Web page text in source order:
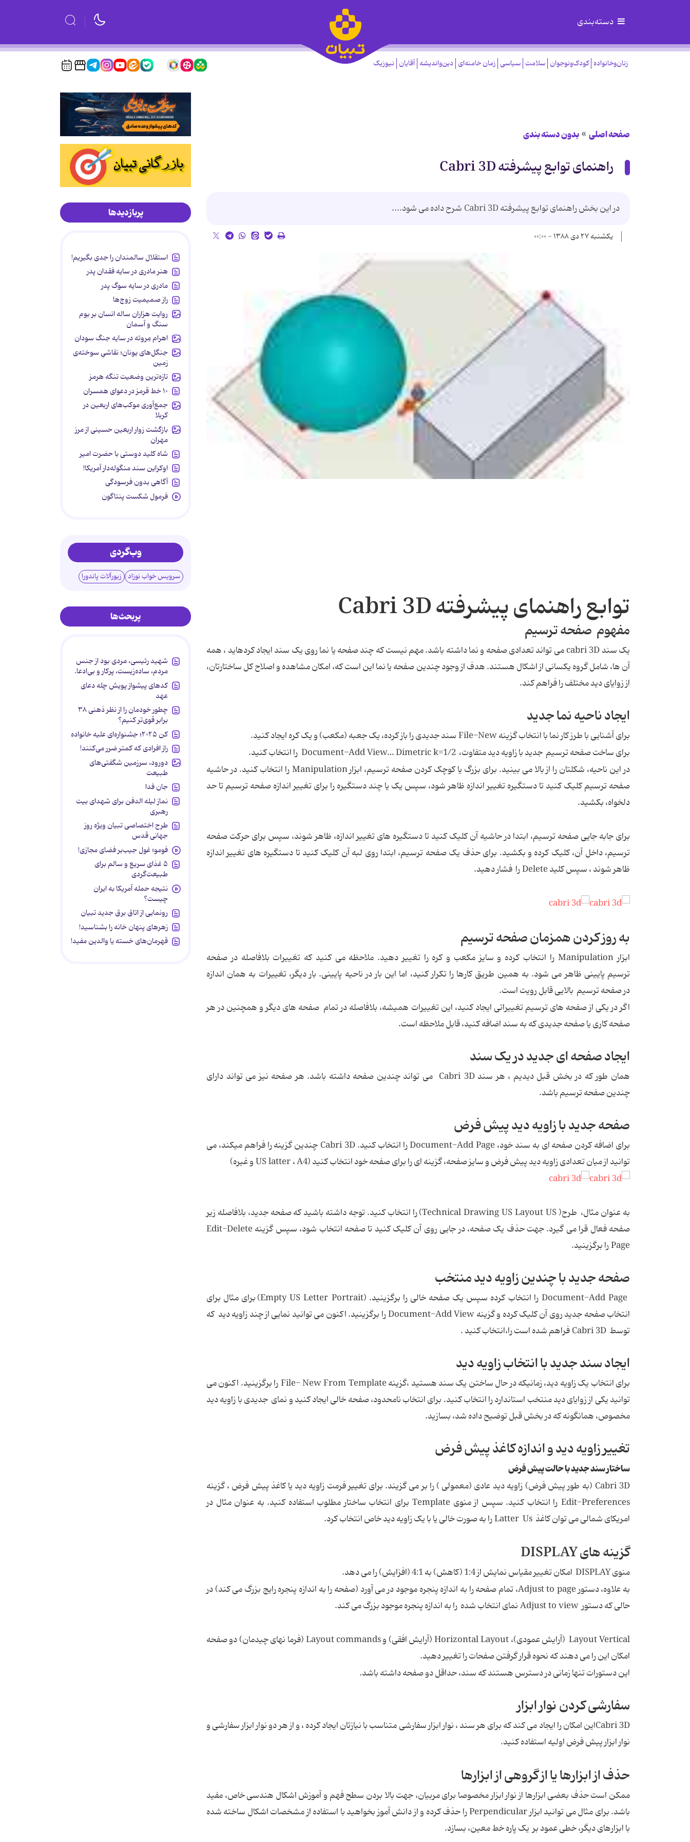
دسته‌بندی
زنان‌وخانواده کودک‌ونوجوان سلامت سیاسی زمان خامنه‌ای دین‌واندیشه آقایان نیوزیک
صفحه اصلی بدون دسته بندی
راهنمای توابع پیشرفته Cabri 3D
در این بخش راهنمای توابع پیشرفته Cabri 3D شرح داده می شود....
یکشنبه ۲۷ دی ۱۳۸۸ - ۰۰:۰۰
توابع راهنمای پیشرفته Cabri 3D
مفهوم صفحه ترسیم
یک سند cabri 3D می تواند تعدادی صفحه و نما داشته باشد. مهم نیست که چند صفحه یا نما روی یک سند ایجاد کرده‏اید ، همه
آن ها، شامل گروه یکسانی از اشکال هستند. هدف از وجود چندین صفحه یا نما این است که، امکان مشاهده و اصلاح کل ساختارتان،
از زوایای دید مختلف را فراهم کند.
ایجاد ناحیه نما جدید
برای آشنایی با طرز کار نما با انتخاب گزینه File-New سند جدیدی را باز کرده، یک جعبه (مکعب) و یک کره ایجاد کنید.
برای ساخت صفحه ترسیم جدید با زاویه دید متفاوت، Document-Add View… Dimetric k=1/2 را انتخاب کنید.
در این ناحیه، شکلتان را از بالا می بینید. برای بزرگ یا کوچک کردن صفحه ترسیم، ابزار Manipulation را انتخاب کنید. در حاشیه
صفحه ترسیم کلیک کنید تا دستگیره تغییر اندازه ظاهر شود، سپس یک یا چند دستگیره را برای تغییر اندازه صفحه ترسیم تا حد
دلخواه، بکشید.
برای جابه جایی صفحه ترسیم، ابتدا در حاشیه آن کلیک کنید تا دستگیره های تغییر اندازه، ظاهر شوند، سپس برای حرکت صفحه
ترسیم، داخل آن، کلیک کرده و بکشید. برای حذف یک صفحه ترسیم، ابتدا روی لبه آن کلیک کنید تا دستگیره های تغییر اندازه
ظاهر شوند ، سپس کلید Delete را فشار دهید.
به روز کردن همزمان صفحه ترسیم
ابزار Manipulation را انتخاب کرده و سایز مکعب و کره را تغییر دهید. ملاحظه می کنید که تغییرات بلافاصله در صفحه
ترسیم پایینی ظاهر می شود. به همین طریق کارها را تکرار کنید، اما این بار در ناحیه پایینی. بار دیگر، تغییرات به همان اندازه
در صفحه ترسیم بالایی قابل رویت است.
اگر در یکی از صفحه های ترسیم تغییراتی ایجاد کنید، این تغییرات همیشه، بلافاصله در تمام صفحه های دیگر و همچنین در هر
صفحه کاری یا صفحه جدیدی که به سند اضافه کنید، قابل ملاحظه است.
ایجاد صفحه ای جدید در یک سند
همان طور که در بخش قبل دیدیم ، هر سند Cabri 3D می تواند چندین صفحه داشته باشد. هر صفحه نیز می تواند دارای
چندین صفحه ترسیم باشد.
صفحه جدید با زاویه دید پیش فرض
برای اضافه کردن صفحه ای به سند خود، Document-Add Page را انتخاب کنید. Cabri 3D چندین گزینه را فراهم می‏کند، می
توانید از میان تعدادی زاویه دید پیش فرض و سایز صفحه، گزینه ای را برای صفحه خود انتخاب کنید (US latter ، A4 و غیره)
به عنوان مثال، طرح( Technical Drawing US Layout US) را انتخاب کنید. توجه داشته باشید که صفحه جدید، بلافاصله زیر
صفحه فعال قرا می گیرد. جهت حذف یک صفحه، در جایی روی آن کلیک کنید تا صفحه انتخاب شود، سپس گزینه Edit-Delete
Page را برگزینید.
صفحه جدید با چندین زاویه دید منتخب
Document-Add Page را انتخاب کرده سپس یک صفحه خالی را برگزینید. (Empty US Letter Portrait) برای مثال برای
انتخاب صفحه جدید روی آن کلیک کرده و گزینه Document-Add View را برگزینید. اکنون می توانید نمایی از چند زاویه دید که
توسط Cabri 3D فراهم شده است را،انتخاب کنید .
ایجاد سند جدید با انتخاب زاویه دید
برای انتخاب یک زاویه دید، زمانیکه در حال ساختن یک سند هستید ،گزینه File- New From Template را برگزینید. اکنون می
توانید یکی از زوایای دید منتخب استاندارد را انتخاب کنید. برای انتخاب نامحدود، صفحه خالی ایجاد کنید و نمای جدیدی با زاویه دید
مخصوص، همانگونه که در بخش قبل توضیح داده شد، بسازید.
تغییر زاویه دید و اندازه کاغذ پیش فرض
ساختار سند جدید با حالت پیش فرض
Cabri 3D (به طور پیش فرض) زاویه دید عادی (معمولی ) را بر می گزیند. برای تغییر فرمت زاویه دید یا کاغذ پیش فرض ، گزینه
Edit-Preferences را انتخاب کنید. سپس از منوی Template برای انتخاب ساختار مطلوب استفاده کنید. به عنوان مثال در
امریکای شمالی می توان کاغذ Latter Us را به صورت خالی یا با یک زاویه دید خاص انتخاب کرد.
گزینه های DISPLAY
منوی DISPLAY امکان تغییر مقیاس نمایش از 1:4 (کاهش) به 4:1 (افزایش) را می دهد.
به علاوه، دستور Adjust to page، تمام صفحه را به اندازه پنجره موجود در می آورد (صفحه را به اندازه پنجره رایج بزرگ می کند) در
حالی که دستور Adjust to view نمای انتخاب شده را به اندازه پنجره موجود بزرگ می کند.
Layout Vertical (آرایش عمودی)، Horizontal Layout (آرایش افقی) و Layout commands (فرما نهای چیدمان) دو صفحه
امکان این را می دهند که نحوه قرار گرفتن صفحات را تغییر دهید.
این دستورات تنها زمانی در دسترس هستند که سند، حداقل دو صفحه داشته باشد.
سفارشی کردن نوار ابزار
Cabri 3Dاین امکان را ایجاد می کند که برای هر سند ، نوار ابزار سفارشی متناسب با نیازتان ایجاد کرده ، و از هر دو نوار ابزار سفارشی و
نوار ابزار پیش فرض اولیه استفاده کنید.
حذف از ابزارها یا از گروهی از ابزارها
ممکن است حذف بعضی ابزارها از نوار ابزار مخصوصا برای مربیان، جهت بالا بردن سطح فهم و آموزش اشکال هندسی خاص، مفید
باشد. برای مثال می توانید ابزار Perpendicular را حذف کرده و از دانش آموز بخواهید با استفاده از مشخصات اشکال ساخته شده
با ابزارهای دیگر، خطی عمود بر یک پاره خط معین، بسازد.
پربازدیدها
استقلال سالمندان را جدی بگیریم!
هنر مادری در سایه‌ فقدان پدر
مادری در سایه سوگ پدر
راز صمیمیت زوج‌ها
روایت هزاران ساله انسان بر بوم
سنگ و آسمان
اهرام مِروئه در سایه جنگ سودان
جنگل‌های یونان؛ نقاشیِ سوخته‌ی
زمین
تازه‌ترین وضعیت تنگه هرمز
۱۰ خط قرمز در دعوای همسران
جمع‌آوری موکب‌های اربعین در
کربلا
بازگشت زوار اربعین حسینی از مرز
مهران
شاه کلید دوستی با حضرت امیر
اوکراین سند منگوله‌دار آمریکا!
آگاهی بدون فرسودگی
فرمول شکست پنتاگون
وب‌گردی
سرویس خواب نوزاد زیورآلات پاندورا
پربحث‌ها
شهید رئیسی، مردی بود از جنس
مردم، ساده‌زیست، پرکار و بی‌ادعا.
کدهای پیشواز پویش چله دعای
عهد
چطور خودمان را از نظر ذهنی ۳۸
برابر قوی‌تر کنیم؟
کن ۲۰۲۵؛ جشنواره‌ای علیه خانواده
راز افرادی که کمتر ضرر می‌کنند!
دورود، سرزمین شگفتی‌های
طبیعت
جان فدا
نماز لیله الدفن برای شهدای بیت
رهبری
طرح اختصاصی تبیان ویژه روز
جهانی قدس
فومو؛ غول جیب‌بر فضای مجازی!
۵ غذای سریع و سالم برای
طبیعت‌گردی
نتیجه حمله آمریکا به ایران
چیست؟
رونمایی از اتاق برق جدید تبیان
زهرهای پنهان خانه را بشناسید!
قهرمان‌های خسته یا والدین مفید!